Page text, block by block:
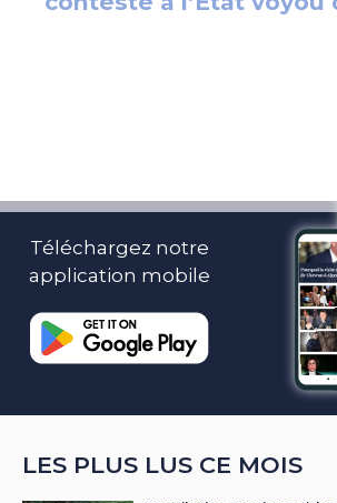
Téléchargez notre
application mobile
LES PLUS LUS CE MOIS